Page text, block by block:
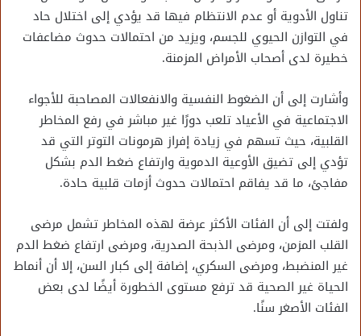
تناول الأدوية أو عدم الانتظام فيها قد يؤدي إلى اختلال حاد
في التوازن الحيوي للجسم، ويزيد من احتمالات حدوث مضاعفات
خطيرة لدى أصحاب الأمراض المزمنة.
وأشارت إلى أن الضغوط النفسية والانفعالات المصاحبة للأجواء
الاجتماعية في الأعياد تلعب دورًا غير مباشر في رفع المخاطر
القلبية، حيث تسهم في زيادة إفراز هرمونات التوتر التي قد
تؤدي إلى تضيق الأوعية الدموية وارتفاع ضغط الدم بشكل
مفاجئ، ما قد يفاقم احتمالات حدوث أزمات قلبية حادة.
ولفتت إلى أن الفئات الأكثر عرضة لهذه المخاطر تشمل مرضى
القلب المزمن، ومرضى الذبحة الصدرية، ومرضى ارتفاع ضغط الدم
غير المنضبط، ومرضى السكري، إضافة إلى كبار السن، إلا أن أنماط
الحياة غير الصحية قد ترفع مستوى الخطورة أيضًا لدى بعض
الفئات الأصغر سنًا.